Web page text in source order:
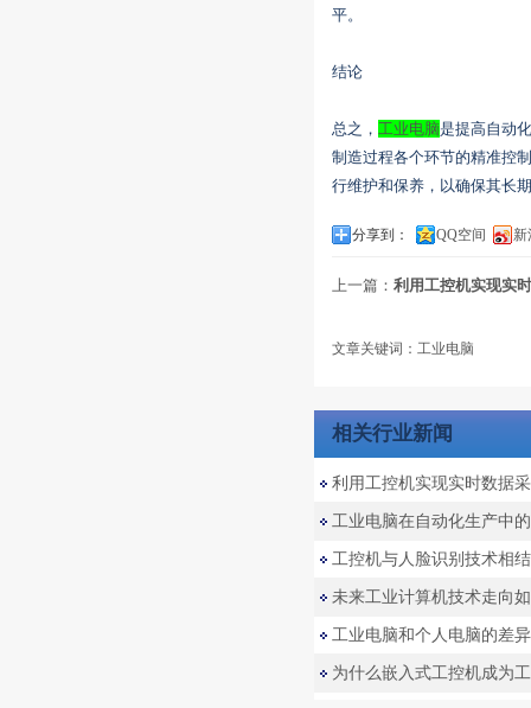
平。
结论
总之， 工业电脑是提高自动
制造过程各个环节的精准控
行维护和保养，以确保其长
分享到： QQ空间 新
上一篇： 利用工控机实现实
文章关键词：工业电脑
相关行业新闻
利用工控机实现实时数据
工业电脑在自动化生产中
工控机与人脸识别技术相
未来工业计算机技术走向
工业电脑和个人电脑的差异
为什么嵌入式工控机成为